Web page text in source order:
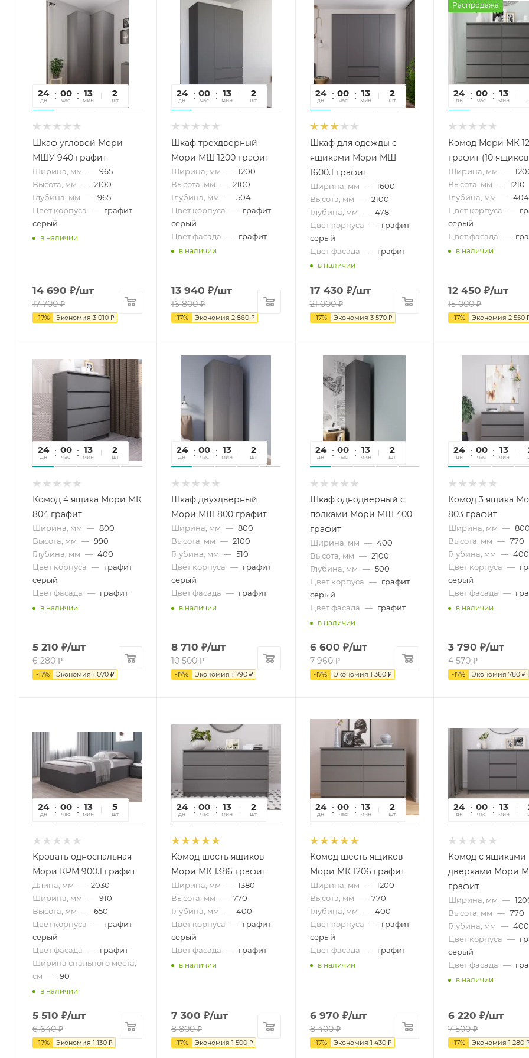
24
дн
00
час
13
мин
05
сек
2
шт
Шкаф угловой Мори
МШУ 940 графит
Ширина, мм — 965
Высота, мм — 2100
Глубина, мм — 965
Цвет корпуса — графит
серый
в наличии
14 690 ₽/шт
17 700₽
-17% Экономия 3 010 ₽
24
дн
00
час
13
мин
05
сек
2
шт
Шкаф трехдверный
Мори МШ 1200 графит
Ширина, мм — 1200
Высота, мм — 2100
Глубина, мм — 504
Цвет корпуса — графит
серый
Цвет фасада — графит
в наличии
13 940 ₽/шт
16 800₽
-17% Экономия 2 860₽
24
дн
00
час
13
мин
05
сек
2
шт
Шкаф для одежды с
ящиками Мори МШ
1600.1 графит
Ширина, мм — 1600
Высота, мм — 2100
Глубина, мм — 478
Цвет корпуса — графит
серый
Цвет фасада — графит
в наличии
17 430 ₽/шт
21 000₽
-17% Экономия 3 570₽
Распродажа
24
дн
00
час
13
мин
Комод Мори МК
графит (10
Ширина, мм —
Высота, мм — 1210
Глубина, мм — 404
Цвет корпуса —
серый
Цвет фасада —
в наличии
12 450 ₽/шт
15 000₽
-17% Экономия 2 550
24
дн
00
час
13
мин
05
сек
2
шт
Комод 4 ящика Мори МК
804 графит
Ширина, мм — 800
Высота, мм — 990
Глубина, мм — 400
Цвет корпуса — графит
серый
Цвет фасада — графит
в наличии
5 210 ₽/шт
6 280₽
-17% Экономия 1 070 ₽
24
дн
00
час
13
мин
05
сек
2
шт
Шкаф двухдверный
Мори МШ 800 графит
Ширина, мм — 800
Высота, мм — 2100
Глубина, мм — 510
Цвет корпуса — графит
серый
Цвет фасада — графит
в наличии
8 710 ₽/шт
10 500₽
-17% Экономия 1 790₽
24
дн
00
час
13
мин
05
сек
2
шт
Шкаф однодверный с
полками Мори МШ 400
графит
Ширина, мм — 400
Высота, мм — 2100
Глубина, мм — 500
Цвет корпуса — графит
серый
Цвет фасада — графит
в наличии
6 600 ₽/шт
7 960₽
-17% Экономия 1 360₽
24
дн
00
час
13
мин
Комод 3 ящика
803 графит
Ширина, мм — 800
Высота, мм — 770
Глубина, мм — 400
Цвет корпуса —
серый
Цвет фасада —
в наличии
3 790 ₽/шт
4 570₽
-17% Экономия 780 ₽
24
дн
00
час
13
мин
05
сек
5
шт
Кровать односпальная
Мори КРМ 900.1 графит
Длина, мм — 2030
Ширина, мм — 910
Высота, мм — 650
Цвет корпуса — графит
серый
Цвет фасада — графит
Ширина спального места,
см — 90
в наличии
5 510 ₽/шт
6 640₽
-17% Экономия 1 130 ₽
24
дн
00
час
13
мин
05
сек
2
шт
Комод шесть ящиков
Мори МК 1386 графит
Ширина, мм — 1380
Высота, мм — 770
Глубина, мм — 400
Цвет корпуса — графит
серый
Цвет фасада — графит
в наличии
7 300 ₽/шт
8 800₽
-17% Экономия 1 500₽
24
дн
00
час
13
мин
05
сек
2
шт
Комод шесть ящиков
Мори МК 1206 графит
Ширина, мм — 1200
Высота, мм — 770
Глубина, мм — 400
Цвет корпуса — графит
серый
Цвет фасада — графит
в наличии
6 970 ₽/шт
8 400₽
-17% Экономия 1 430₽
24
дн
00
час
13
мин
Комод с ящиками
дверками Мори
графит
Ширина, мм —
Высота, мм — 770
Глубина, мм — 400
Цвет корпуса —
серый
Цвет фасада —
в наличии
6 220 ₽/шт
7 500₽
-17% Экономия 1 280 ₽